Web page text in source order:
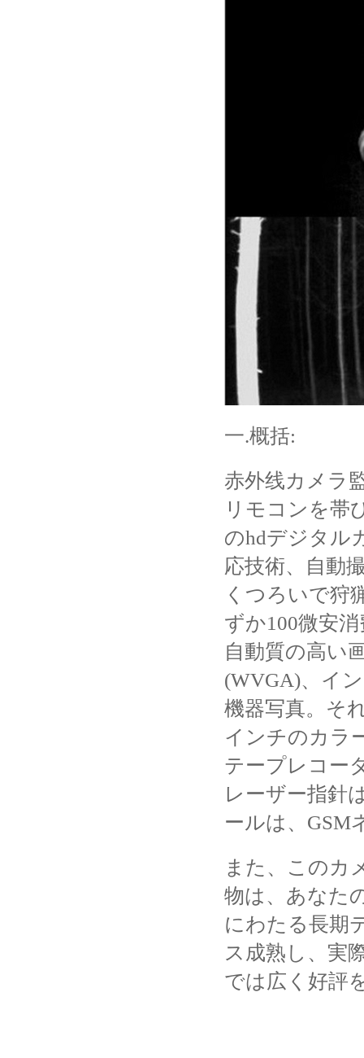
一.概括:
赤外线カメラ
リモコンを帯
のhdデジタル
応技術、自動
くつろいで狩
ずか100微安
自動質の高い
(WVGA)、イ
機器写真。 そ
インチのカラ
テープレコー
レーザー指針
ールは、GSM
また、このカ
物は、あなた
にわたる長期
ス成熟し、実
では広く好評